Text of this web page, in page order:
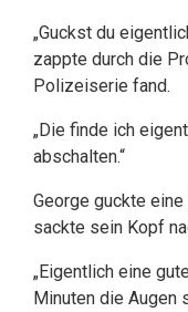
„Guckst du
zappte durch die
Polizeiserie fand.
„Die finde ich
abschalten.“
George guckte
sackte sein Kopf
„Eigentlich eine
Minuten die Augen